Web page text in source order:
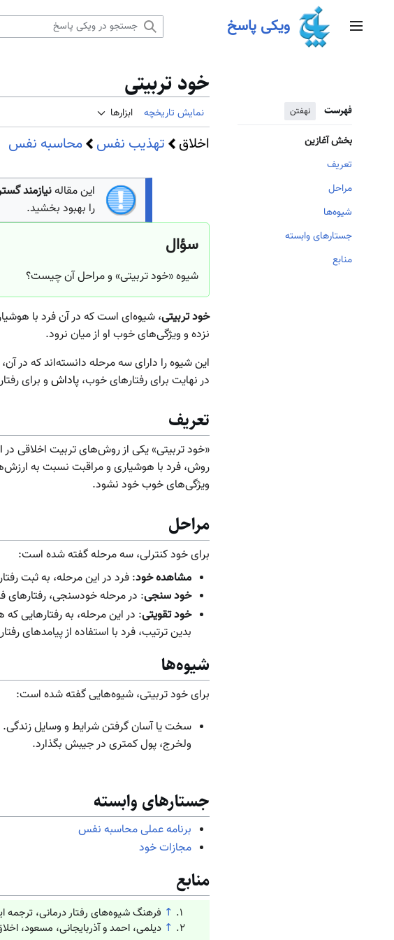
منوی اصلی ویکی پاسخ
فهرست نهفتن
بخش آغازین
تعریف
مراحل
شیوه‌ها
جستارهای وابسته
منابع
خود تربیتی
نمایش تاریخچه
ابزارها
اخلاق تهذیب نفس محاسبه نفس
این مقالهنیازمند
را بهبود بخشید.
سؤال
شیوه «خود تربیتی» و مراحل آن چیست؟
خود تربیتی، شیوه‌ای است که در آن فرد با
نزده و ویژگی‌های خوب او از میان نرود.
این شیوه را دارای سه مرحله دانسته‌اند که در
در نهایت برای رفتارهای خوب، پاداشو برای
تعریف
«خود تربیتی» یکی از روش‌های تربیت اخلاقی در
روش، فرد با هوشیاری و مراقبت نسبت به
ویژگی‌های خوب خود نشود.
مراحل
برای خود کنترلی، سه مرحله گفته شده است:
مشاهده خود: فرد در این مرحله، به ثبت
خود سنجی: در مرحله خودسنجی، رفتارهای
خود تقویتی: در این مرحله، به رفتارهایی
بدین ترتیب، فرد با استفاده از پیامدهای
شیوه‌ها
برای خود تربیتی، شیوه‌هایی گفته شده است:
سخت یا آسان گرفتن شرایط و وسایل زندگی.
ولخرج، پول کمتری در جیبش بگذارد.
جستارهای وابسته
برنامه عملی محاسبه نفس
مجازات خود
منابع
↑ فرهنگ شیوه‌های رفتار درمانی، ترجمه
↑ دیلمی، احمد و آذربایجانی، مسعود، اخلاق